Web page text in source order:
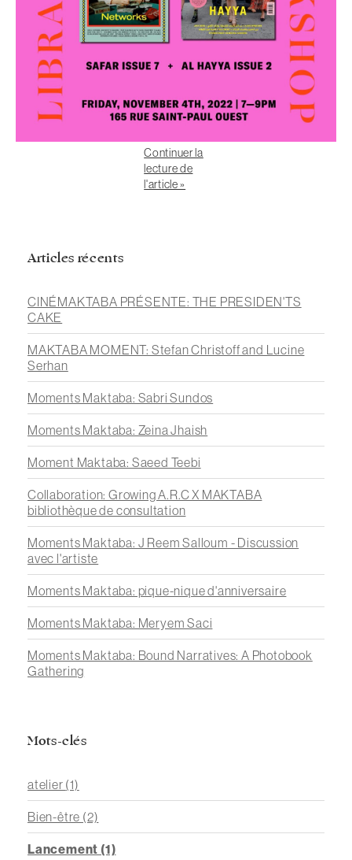
Continuer la
lecture de
l'article »
Articles récents
CINÉMAKTABA PRÉSENTE: THE PRESIDEN'TS
CAKE
MAKTABA MOMENT: Stefan Christoff and Lucine
Serhan
Moments Maktaba: Sabri Sundos
Moments Maktaba: Zeina Jhaish
Moment Maktaba: Saeed Teebi
Collaboration: Growing A.R.C X MAKTABA
bibliothèque de consultation
Moments Maktaba: J Reem Salloum - Discussion
avec l'artiste
Moments Maktaba: pique-nique d'anniversaire
Moments Maktaba: Meryem Saci
Moments Maktaba: Bound Narratives: A Photobook
Gathering
Mots-clés
atelier (1)
Bien-être (2)
Lancement (1)